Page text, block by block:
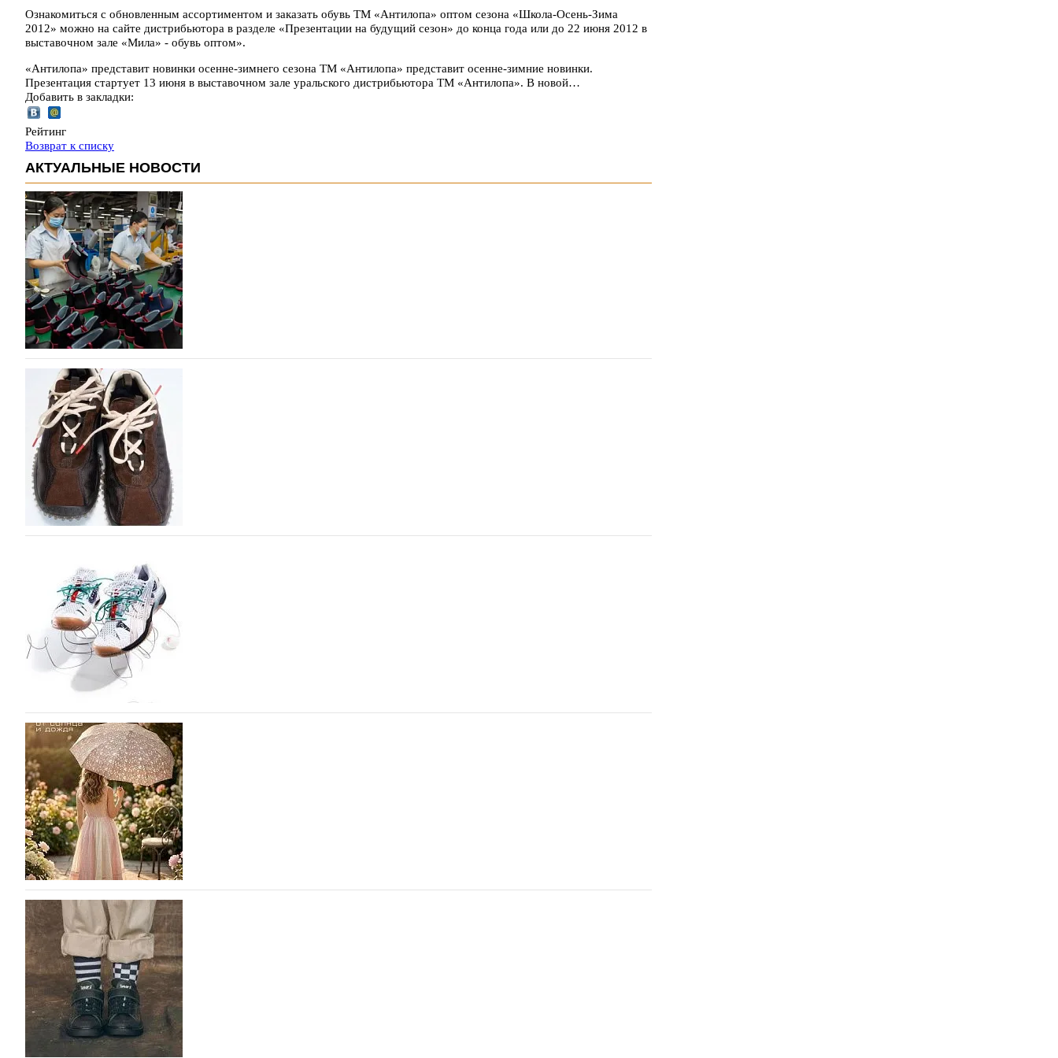
Ознакомиться с обновленным ассортиментом и заказать обувь ТМ «Антилопа» оптом сезона «Школа-Осень-Зима
2012» можно на сайте дистрибьютора в разделе «Презентации на будущий сезон» до конца года или до 22 июня 2012 в
выставочном зале «Мила» - обувь оптом».
«Антилопа» представит новинки осенне-зимнего сезона ТМ «Антилопа» представит осенне-зимние новинки.
Презентация стартует 13 июня в выставочном зале уральского дистрибьютора ТМ «Антилопа». В новой…
Добавить в закладки:
Рейтинг
Возврат к списку
АКТУАЛЬНЫЕ НОВОСТИ
Объем мирового производства обуви в 2025 году практически не увеличился
В 2025 году мировое производство обуви практически не изменилось, зафиксировав незначительный рост
на 0,1% до 24,6 млрд пар, - данные опубликованы в аналитическом вестнике «Всемирный ежегодник обуви
2026», Португальской ассоциацией…
06.08.2026 67
Популярный силуэт бренда,1999 года выпуска, соответствует сегодняшнему тренду на
сникерины (гибридный вариант балеток и кроссовок обтекаемой формы и с тонкой подошвой). Но в
модели Miu Miu Bubble присутствует еще и…
05.08.2026 1444
ASICS выпускает вторую коллаборацию с Little Tokyo Table Tennis - на стыке спорта и
моды
ASICS снова выпускает коллаборацию с Лос-Анджельским клубом настольного тенниса Little Tokyo Table
Tennis. Интерес японского спортивного гиганта к сотрудничеству с теннисным клубом возник не на
пустом…
05.08.2026 807
Фабрика зонтов DINIYA на Euro Shoes: стиль, надёжность и безупречное качество
Фабрика зонтов DINIYA является одним из лидеров продаж на рынке в России, Беларуси и других странах
СНГ. Широкий модельный ряд женских, мужских, детских и пляжных зонтов в необычном дизайнерском
исполнении, отличается надёжностью и высоким качеством…
05.08.2026 334